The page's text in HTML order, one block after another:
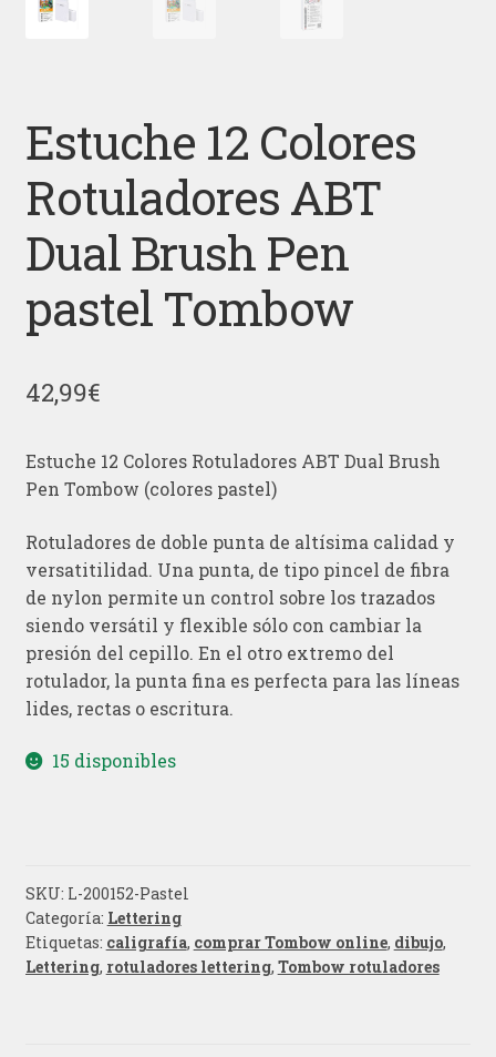
Estuche 12 Colores
Rotuladores ABT
Dual Brush Pen
pastel Tombow
42,99€
Estuche 12 Colores Rotuladores ABT Dual Brush
Pen Tombow (colores pastel)
Rotuladores de doble punta de altísima calidad y
versatitilidad. Una punta, de tipo pincel de fibra
de nylon permite un control sobre los trazados
siendo versátil y flexible sólo con cambiar la
presión del cepillo. En el otro extremo del
rotulador, la punta fina es perfecta para las líneas
lides, rectas o escritura.
15 disponibles
SKU: L-200152-Pastel
Categoría: Lettering
Etiquetas: caligrafía, comprar Tombow online, dibujo,
Lettering, rotuladores lettering, Tombow rotuladores